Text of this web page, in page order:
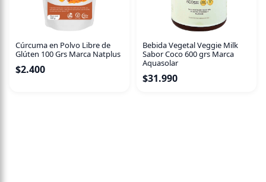
Cúrcuma en Polvo Libre de
Glúten 100 Grs Marca Natplus
$2.400
Bebida Vegetal Veggie Milk
Sabor Coco 600 grs Marca
Aquasolar
$31.990